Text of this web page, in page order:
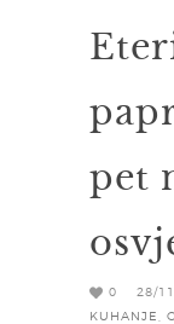
pet
0 28/
KUHANJE